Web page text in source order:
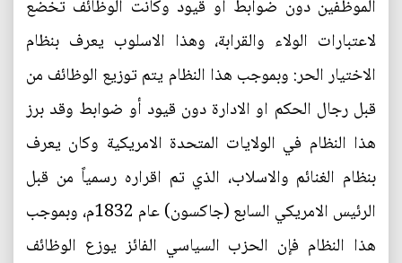
الموظفين دون ضوابط أو قيود وكانت الوظائف تخضع
لاعتبارات الولاء والقرابة، وهذا الاسلوب يعرف بنظام
الاختيار الحر: وبموجب هذا النظام يتم توزيع الوظائف من
قبل رجال الحكم او الادارة دون قيود أو ضوابط وقد برز
هذا النظام في الولايات المتحدة الامريكية وكان يعرف
بنظام الغنائم والاسلاب، الذي تم اقراره رسمياً من قبل
الرئيس الامريكي السابع (جاكسون) عام 1832م، وبموجب
هذا النظام فإن الحزب السياسي الفائز يوزع الوظائف